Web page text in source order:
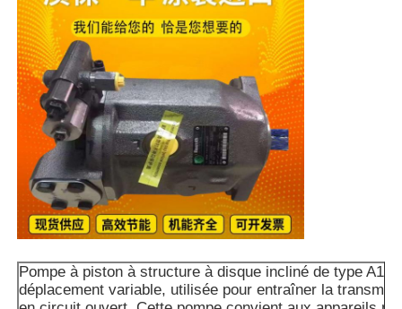
Pompe à piston à structure à disque incliné de type
déplacement variable, utilisée pour entraîner la